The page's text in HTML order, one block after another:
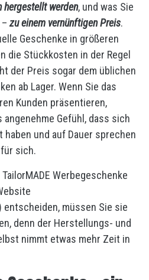
hergestellt werden, und was Sie
zu einem vernünftigen Preis.
Geschenke in größeren
die Stückkosten in der Regel
der Preis sogar dem üblichen
ab Lager. Wenn Sie das
Kunden präsentieren,
Gefühl, dass sich
haben und auf Dauer sprechen
sich.
Werbegeschenke
entscheiden, müssen Sie sie
denn der Herstellungs- und
nimmt etwas mehr Zeit in